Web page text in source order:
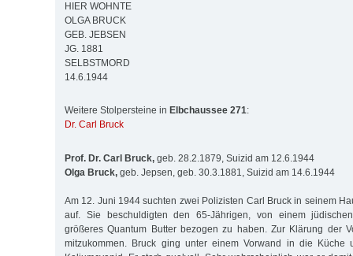
HIER WOHNTE
OLGA BRUCK
GEB. JEBSEN
JG. 1881
SELBSTMORD
14.6.1944
Weitere Stolpersteine in Elbchaussee 271:
Dr. Carl Bruck
Prof. Dr. Carl Bruck, geb. 28.2.1879, Suizid am 12.6.1944
Olga Bruck, geb. Jepsen, geb. 30.3.1881, Suizid am 14.6.1944
Am 12. Juni 1944 suchten zwei Polizisten Carl Bruck in seinem
auf. Sie beschuldigten den 65-Jährigen, von einem
größeres Quantum Butter bezogen zu haben. Zur Klärung der
mitzukommen. Bruck ging unter einem Vorwand in die Küche